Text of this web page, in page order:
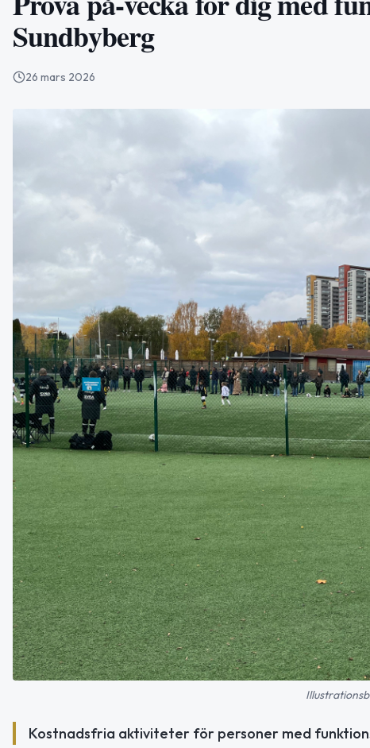
Sundbyberg
26 mars 2026
Kostnadsfria aktiviteter för personer med